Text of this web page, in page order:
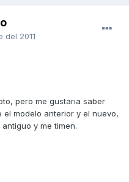
del 2011
pero me gustaria saber
modelo anterior y el nuevo,
y me timen.